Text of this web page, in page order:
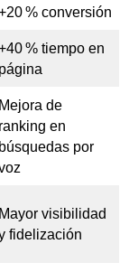
% conversión
% tiempo en
página
Mejora de
ranking en
búsquedas por
Mayor visibilidad
fidelización